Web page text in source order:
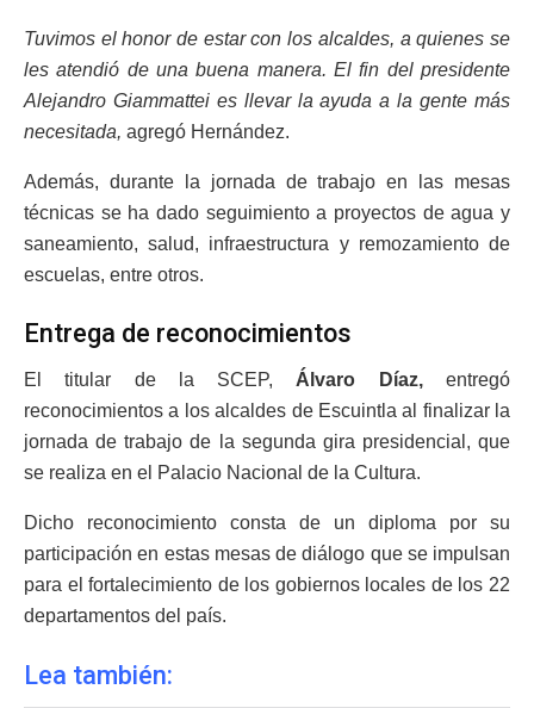
Tuvimos el honor de estar con los alcaldes, a quienes se
les atendió de una buena manera. El fin del presidente
Alejandro Giammattei es llevar la ayuda a la gente más
necesitada, agregó Hernández.
Además, durante la jornada de trabajo en las mesas
técnicas se ha dado seguimiento a proyectos de agua y
saneamiento, salud, infraestructura y remozamiento de
escuelas, entre otros.
Entrega de reconocimientos
El titular de la SCEP, Álvaro Díaz,entregó
reconocimientos a los alcaldes de Escuintla al finalizar la
jornada de trabajo de la segunda gira presidencial, que
se realiza en el Palacio Nacional de la Cultura.
Dicho reconocimiento consta de un diploma por su
participación en estas mesas de diálogo que se impulsan
para el fortalecimiento de los gobiernos locales de los 22
departamentos del país.
Lea también: